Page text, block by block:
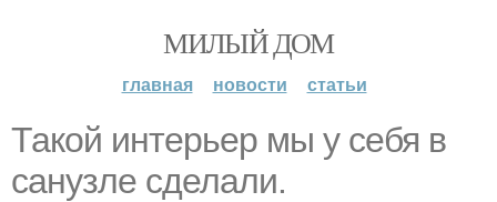
МИЛЫЙ ДОМ
главная новости статьи
Такой интерьер мы у себя в
санузле сделали.